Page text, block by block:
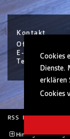
Cookies
Dienste.
erklären
Cookies
Kontakt
Office Hanau
E-Mail
Tel +49
RSS Impressum
Hintergrund